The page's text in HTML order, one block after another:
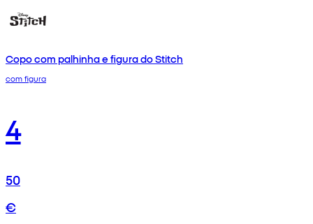
Copo com palhinha e figura do Stitch
com figura
4
50
€